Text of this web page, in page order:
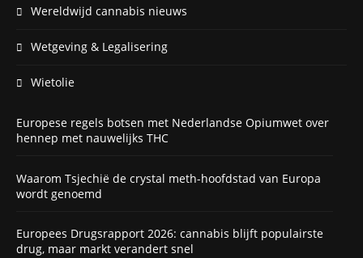
Wereldwijd cannabis nieuws
Wetgeving & Legalisering
Wietolie
Europese regels botsen met Nederlandse Opiumwet over
hennep met nauwelijks THC
Waarom Tsjechië de crystal meth-hoofdstad van Europa
wordt genoemd
Europees Drugsrapport 2026: cannabis blijft populairste
drug, maar markt verandert snel